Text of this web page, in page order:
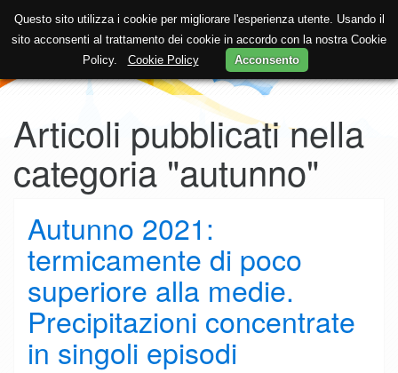
Articoli pubblicati nella
categoria "autunno"
Autunno 2021:
termicamente di poco
superiore alla medie.
Precipitazioni concentrate
in singoli episodi
Questo sito utilizza i cookie per migliorare l'esperienza utente. Usando il
sito acconsenti al trattamento dei cookie in accordo con la nostra Cookie
Policy. Cookie Policy Acconsento